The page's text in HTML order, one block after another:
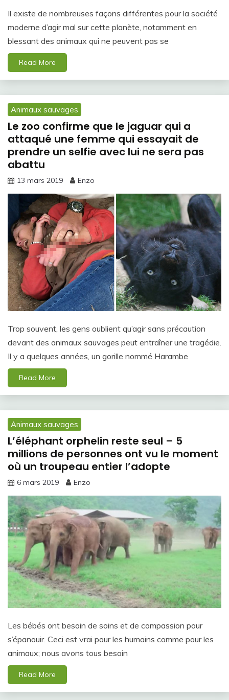
Il existe de nombreuses façons différentes pour la société
moderne d’agir mal sur cette planète, notamment en
blessant des animaux qui ne peuvent pas se
Read More
Animaux sauvages
Le zoo confirme que le jaguar qui a
attaqué une femme qui essayait de
prendre un selfie avec lui ne sera pas
abattu
13 mars 2019 Enzo
Trop souvent, les gens oublient qu’agir sans précaution
devant des animaux sauvages peut entraîner une tragédie.
Il y a quelques années, un gorille nommé Harambe
Read More
Animaux sauvages
L’éléphant orphelin reste seul – 5
millions de personnes ont vu le moment
où un troupeau entier l’adopte
6 mars 2019 Enzo
Les bébés ont besoin de soins et de compassion pour
s’épanouir. Ceci est vrai pour les humains comme pour les
animaux; nous avons tous besoin
Read More